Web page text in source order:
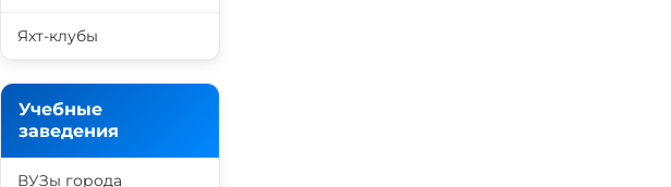
Яхт-клубы
Учебные
заведения
ВУЗы города